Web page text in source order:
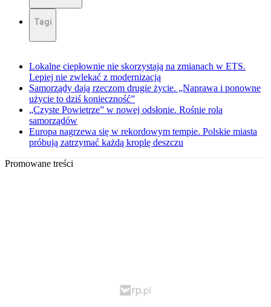
Tagi
Lokalne ciepłownie nie skorzystają na zmianach w ETS.
Lepiej nie zwlekać z modernizacją
Samorządy dają rzeczom drugie życie. „Naprawa i ponowne
użycie to dziś konieczność”
„Czyste Powietrze” w nowej odsłonie. Rośnie rola
samorządów
Europa nagrzewa się w rekordowym tempie. Polskie miasta
próbują zatrzymać każdą kroplę deszczu
Promowane treści